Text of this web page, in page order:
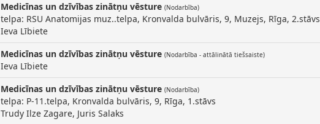
Medicīnas un dzīvības zinātņu vēsture (Nodarbība)
telpa: RSU Anatomijas muz..telpa, Kronvalda bulvāris, 9, Muzejs, Rīga, 2.stāvs
Ieva Lībiete
Medicīnas un dzīvības zinātņu vēsture (Nodarbība - attālinātā tiešsaiste)
Ieva Lībiete
Medicīnas un dzīvības zinātņu vēsture (Nodarbība)
telpa: P-11.telpa, Kronvalda bulvāris, 9, Rīga, 1.stāvs
Trudy Ilze Zagare, Juris Salaks